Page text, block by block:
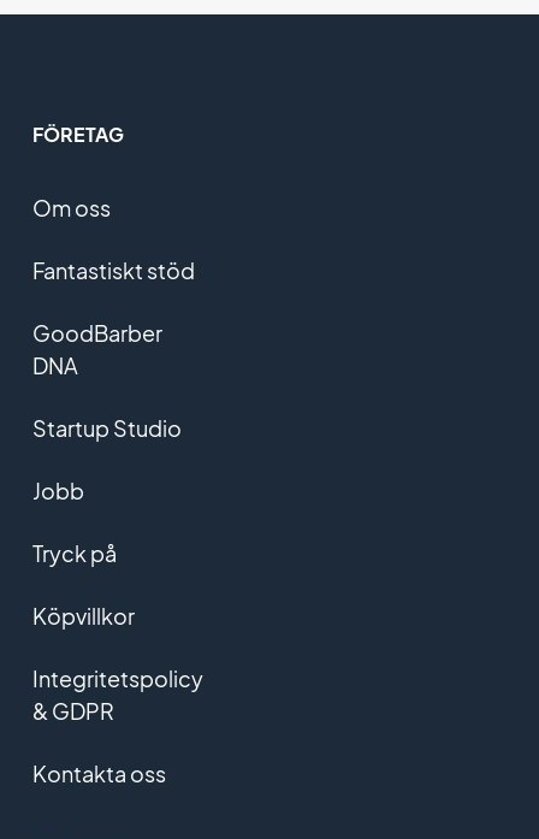
FÖRETAG
Om oss
Fantastiskt stöd
GoodBarber
DNA
Startup Studio
Jobb
Tryck på
Köpvillkor
Integritetspolicy
& GDPR
Kontakta oss